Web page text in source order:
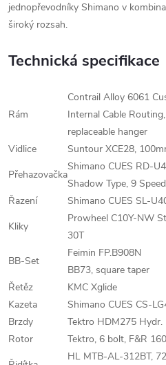
jednopřevodníky Shimano v
široký rozsah.
Technická specifikace
Rám
Contrail Alloy 6061
Internal Cable
replaceable hanger
Vidlice
Suntour XCE28,
Přehazovačka
Shimano CUES RD-
Shadow Type, 9 Speed
Řazení
Shimano CUES SL-
Kliky
Prowheel C10Y-NW
30T
BB-Set
Feimin FP.B908N
BB73, square taper
Řetěz
KMC Xglide
Kazeta
Shimano CUES CS-
Brzdy
Tektro HDM275 Hydr.
Rotor
Tektro, 6 bolt, F&R
HL MTB-AL-312BT,